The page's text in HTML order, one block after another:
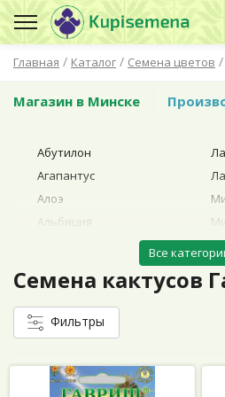
Главная / Каталог / Семена цветов /
Магазин в Минске
Абутилон
Агапантус
Алоэ
Альбиция
Базелла
Банан
Баухиния
Броваллия
Все
Семена кактусов
Фильтры